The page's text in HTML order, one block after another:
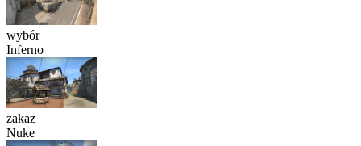
wybór
Inferno
zakaz
Nuke